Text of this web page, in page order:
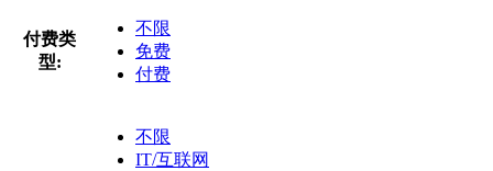
付费类
型:
不限
免费
付费
不限
IT/互联网